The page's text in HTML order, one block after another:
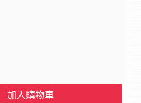
加入購物車